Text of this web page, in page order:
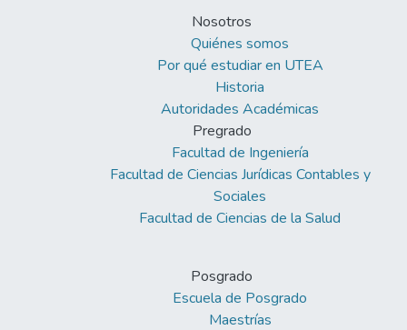
Nosotros
Quiénes somos
Por qué estudiar en UTEA
Historia
Autoridades Académicas
Pregrado
Facultad de Ingeniería
Facultad de Ciencias Jurídicas Contables y
Sociales
Facultad de Ciencias de la Salud
Posgrado
Escuela de Posgrado
Maestrías